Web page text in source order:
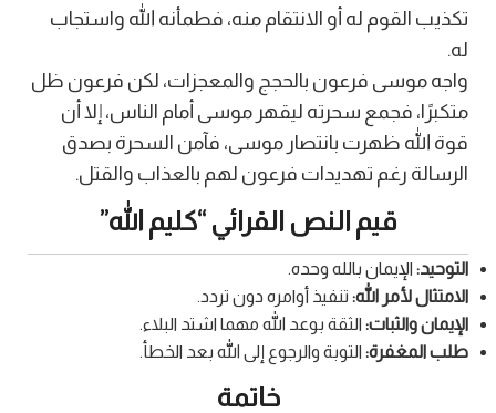
تكذيب القوم له أو الانتقام منه، فطمأنه الله واستجاب
له.
واجه موسى فرعون بالحجج والمعجزات، لكن فرعون ظل
متكبرًا، فجمع سحرته ليقهر موسى أمام الناس، إلا أن
قوة الله ظهرت بانتصار موسى، فآمن السحرة بصدق
الرسالة رغم تهديدات فرعون لهم بالعذاب والقتل.
قيم النص القرائي “كليم الله”
التوحيد: الإيمان بالله وحده.
الامتثال لأمر الله: تنفيذ أوامره دون تردد.
الإيمان والثبات: الثقة بوعد الله مهما اشتد البلاء.
طلب المغفرة: التوبة والرجوع إلى الله بعد الخطأ.
خاتمة